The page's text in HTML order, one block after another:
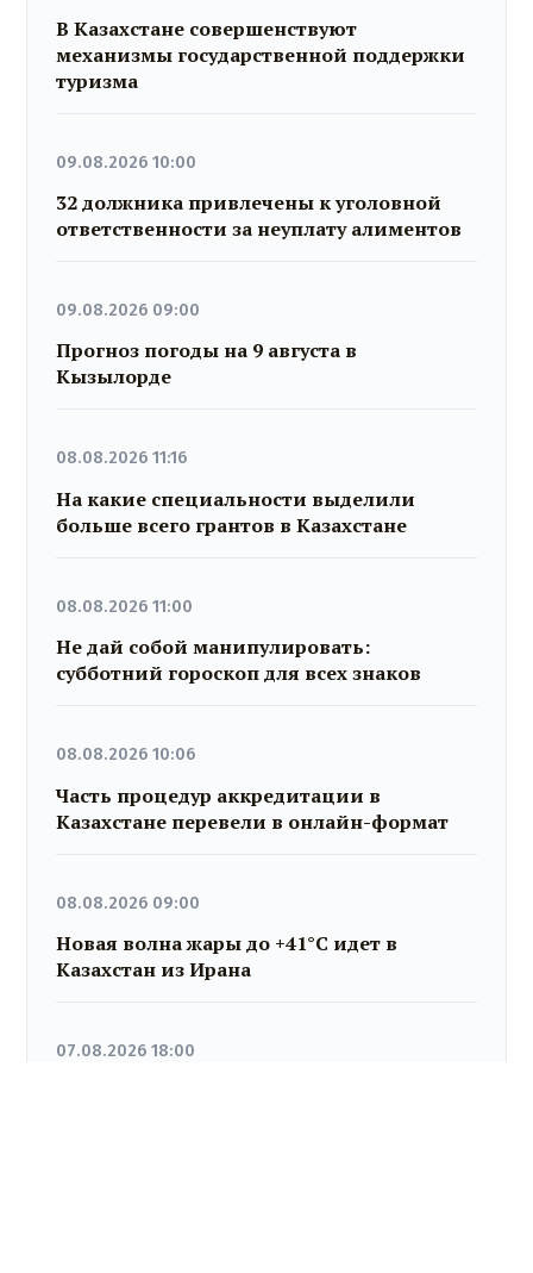
В Казахстане совершенствуют
механизмы государственной поддержки
туризма
09.08.2026 10:00
32 должника привлечены к уголовной
ответственности за неуплату алиментов
09.08.2026 09:00
Прогноз погоды на 9 августа в
Кызылорде
08.08.2026 11:16
На какие специальности выделили
больше всего грантов в Казахстане
08.08.2026 11:00
Не дай собой манипулировать:
субботний гороскоп для всех знаков
08.08.2026 10:06
Часть процедур аккредитации в
Казахстане перевели в онлайн-формат
08.08.2026 09:00
Новая волна жары до +41°C идет в
Казахстан из Ирана
07.08.2026 18:00